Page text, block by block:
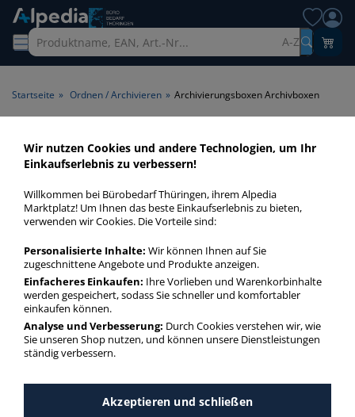
A-Z
Startseite » Ordnen / Archivieren » Archivierungsboxen Archivboxen
Archivierungsboxen
Archivboxen > Geeignet für
Archivboxen
Archivierungsboxen Archivboxen in bester Qualität zum
günstigen Preis. Finden Sie schnell Archivierungsboxen
Archivboxen mit unserer Filter-Funktion.
Archivierungsboxen Archivboxen
mehr Infos zur Kategorie
Häufig gesucht
Wir nutzen Cookies und andere Technologien, um Ihr
Einkaufserlebnis zu verbessern!
Willkommen bei Bürobedarf Thüringen, ihrem Alpedia
Marktplatz! Um Ihnen das beste Einkaufserlebnis zu bieten,
verwenden wir Cookies. Die Vorteile sind:
Personalisierte Inhalte: Wir können Ihnen auf Sie
zugeschnittene Angebote und Produkte anzeigen.
Einfacheres Einkaufen: Ihre Vorlieben und Warenkorbinhalte
werden gespeichert, sodass Sie schneller und komfortabler
einkaufen können.
Analyse und Verbesserung: Durch Cookies verstehen wir, wie
Sie unseren Shop nutzen, und können unsere Dienstleistungen
ständig verbessern.
Akzeptieren und schließen